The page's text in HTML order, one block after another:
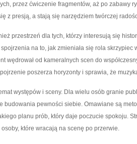
przez ćwiczenie fragmentów, aż po zabawy
z presją, a stają się narzędziem twórczej
przestrzeń dla tych, którzy interesują się
na to, jak zmieniała się rola
wędrował od kameralnych scen do
poszerza horyzonty i sprawia, że
występów i sceny. Dla wielu osób granie
budowania pewności siebie. Omawiane są
planu prób, który daje poczucie spokoju.
które wracają na scenę po przerwie.